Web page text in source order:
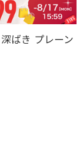
ばき プレーン